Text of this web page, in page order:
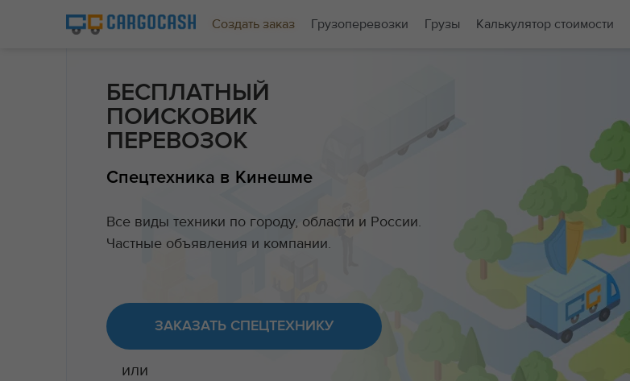
Создать заказ Грузоперевозки Грузы Калькулятор стоимости
БЕСПЛАТНЫЙ
ПОИСКОВИК
ПЕРЕВОЗОК
Спецтехника в Кинешме
Все виды техники по городу, области и России.
Частные объявления и компании.
ЗАКАЗАТЬ СПЕЦТЕХНИКУ
или